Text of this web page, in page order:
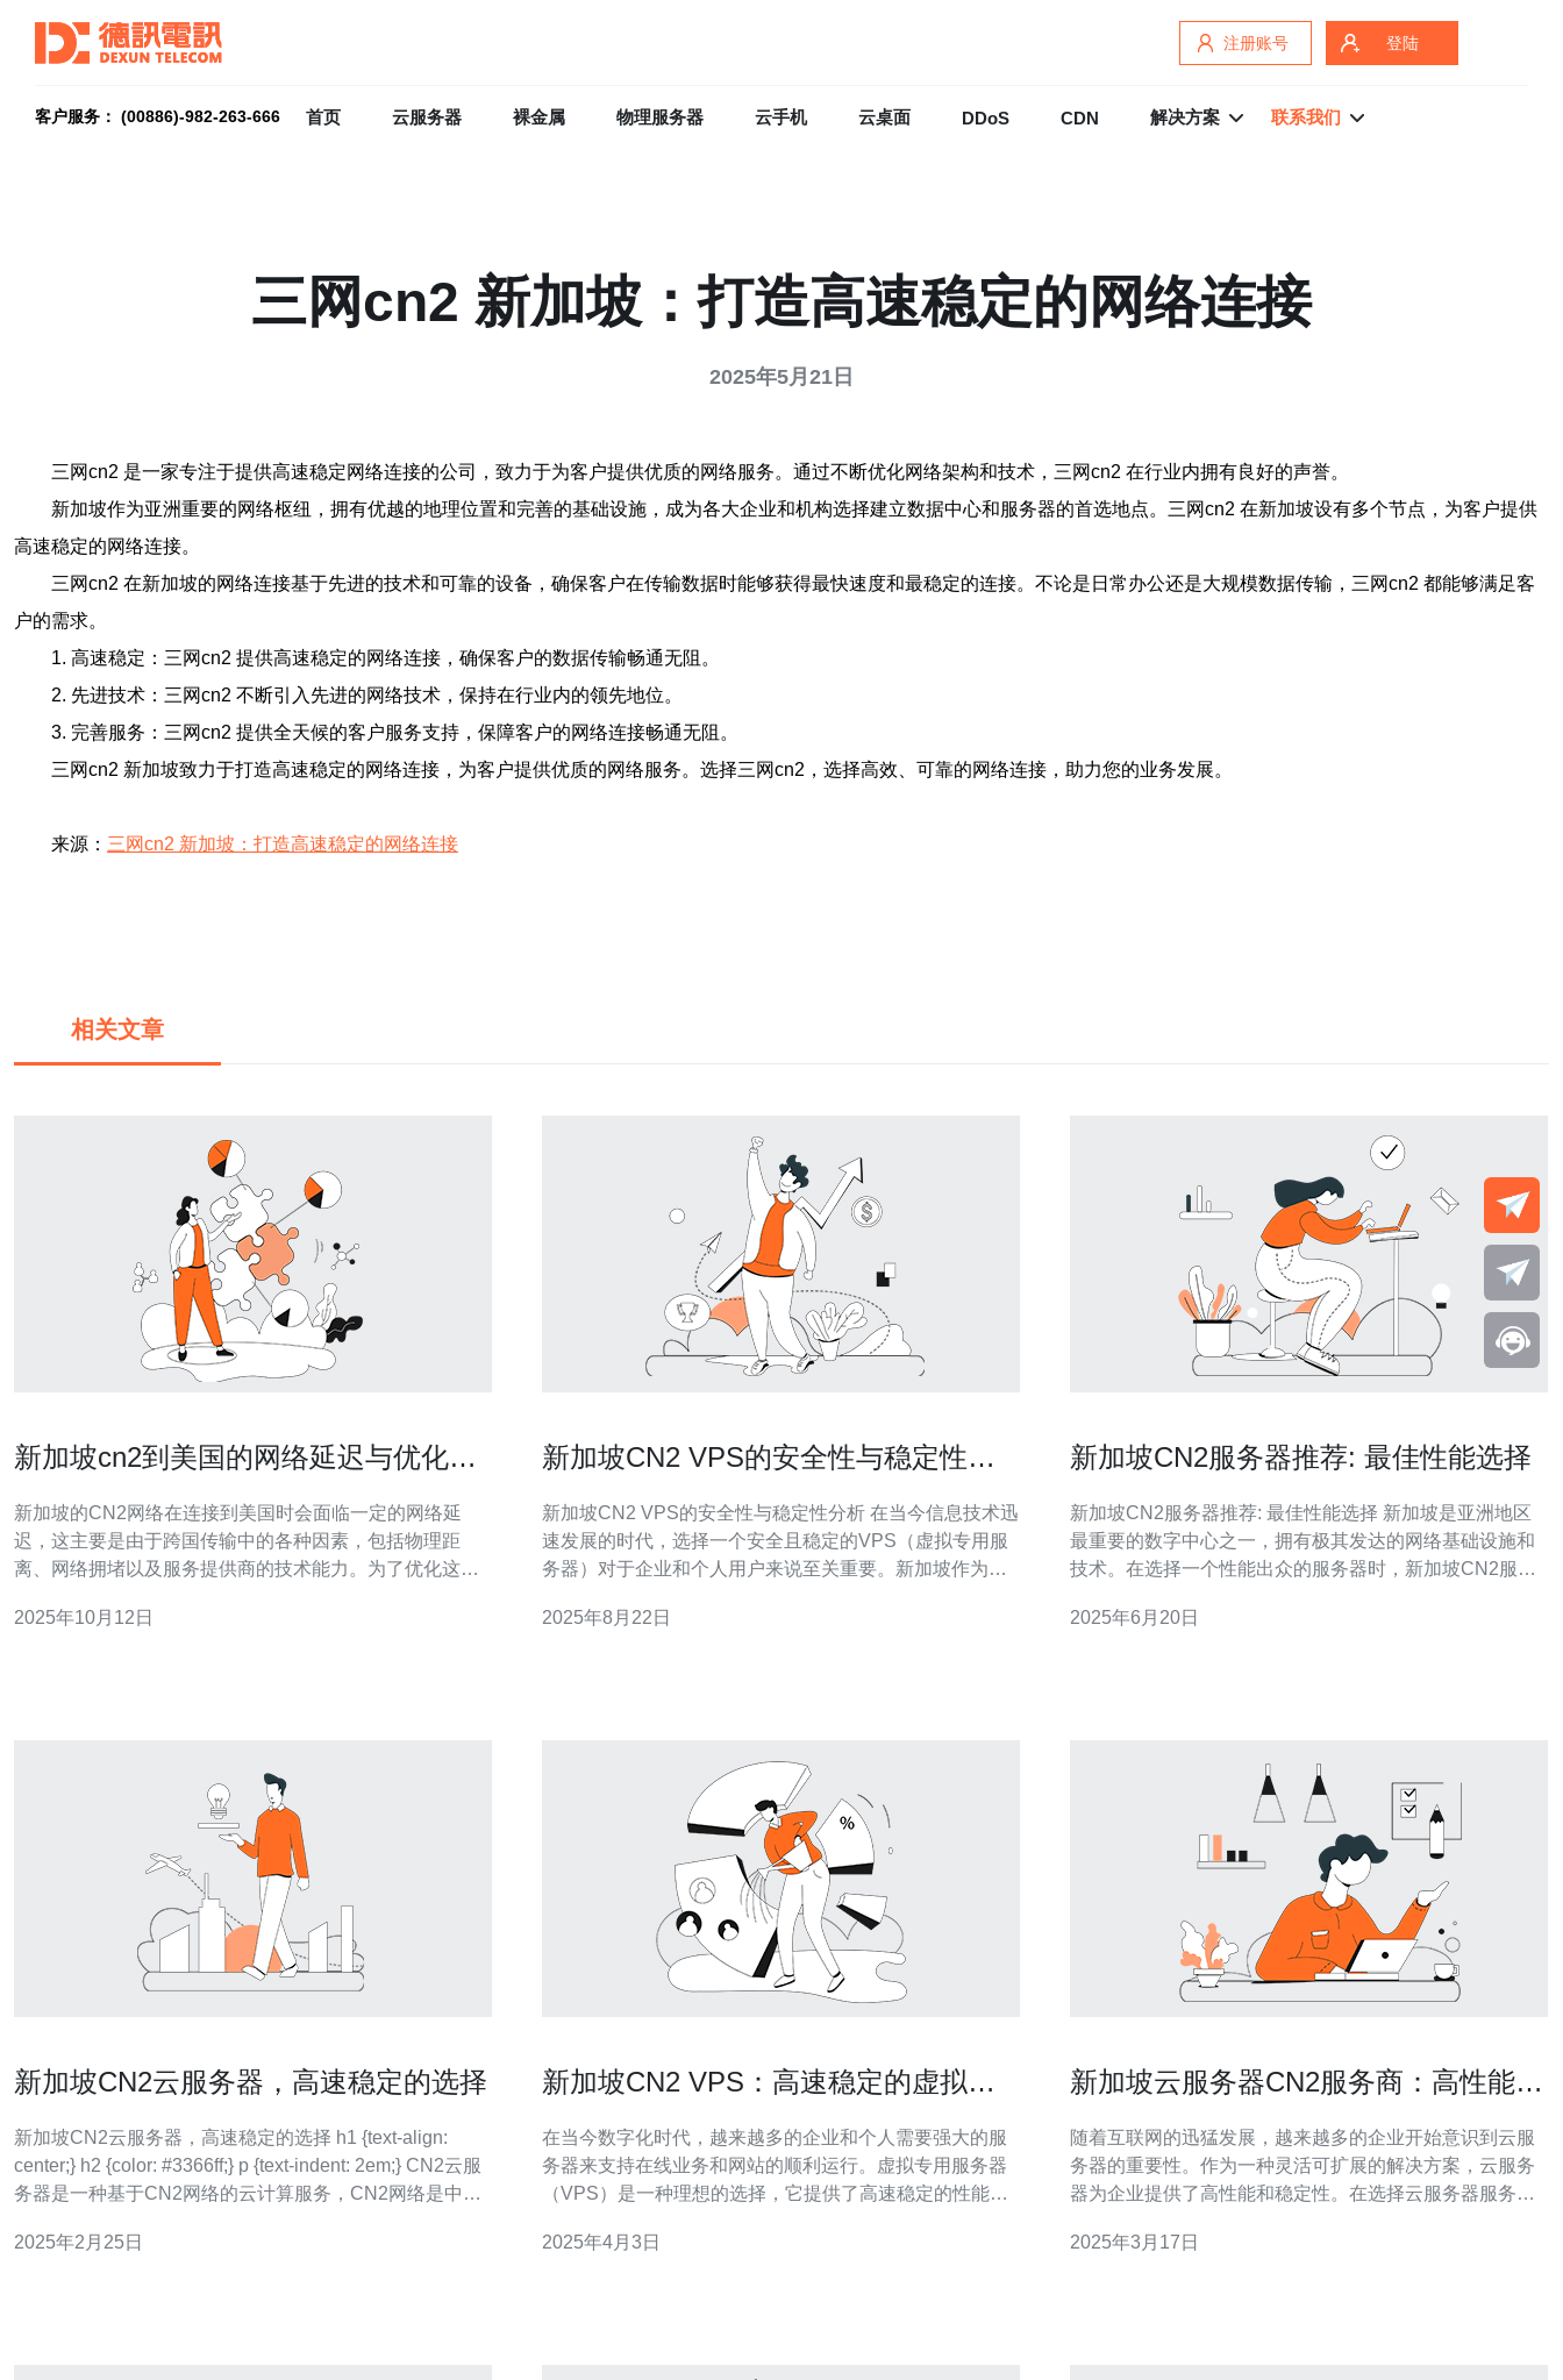
注册账号 登陆
客户服务： (00886)-982-263-666 首页 云服务器 裸金属 物理服务器 云手机 云桌面 DDoS CDN 解决方案 联系我们
三网cn2 新加坡：打造高速稳定的网络连接
2025年5月21日
三网cn2 是一家专注于提供高速稳定网络连接的公司，致力于为客户提供优质的网络服务。通过不断优化网络架构和技术，三网cn2 在行业内拥有良好的声誉。
新加坡作为亚洲重要的网络枢纽，拥有优越的地理位置和完善的基础设施，成为各大企业和机构选择建立数据中心和服务器的首选地点。三网cn2 在新加坡设有多个节点，为客户提供
高速稳定的网络连接。
三网cn2 在新加坡的网络连接基于先进的技术和可靠的设备，确保客户在传输数据时能够获得最快速度和最稳定的连接。不论是日常办公还是大规模数据传输，三网cn2 都能够满足客
户的需求。
1. 高速稳定：三网cn2 提供高速稳定的网络连接，确保客户的数据传输畅通无阻。
2. 先进技术：三网cn2 不断引入先进的网络技术，保持在行业内的领先地位。
3. 完善服务：三网cn2 提供全天候的客户服务支持，保障客户的网络连接畅通无阻。
三网cn2 新加坡致力于打造高速稳定的网络连接，为客户提供优质的网络服务。选择三网cn2，选择高效、可靠的网络连接，助力您的业务发展。
来源： 三网cn2 新加坡：打造高速稳定的网络连接
相关文章
新加坡cn2到美国的网络延迟与优化策
新加坡的CN2网络在连接到美国时会面临一定的网络延
迟，这主要是由于跨国传输中的各种因素，包括物理距
离、网络拥堵以及服务提供商的技术能力。为了优化这种
电讯提供了良好的解决方案，通过其高效的网络架构和优
2025年10月12日
新加坡CN2 VPS的安全性与稳定性分
新加坡CN2 VPS的安全性与稳定性分析 在当今信息技术迅
速发展的时代，选择一个安全且稳定的VPS（虚拟专用服
务器）对于企业和个人用户来说至关重要。新加坡作为亚
量而备受青睐。本文将深入分析新加坡CN2 VPS的安全性
2025年8月22日
新加坡CN2服务器推荐: 最佳性能选择
新加坡CN2服务器推荐: 最佳性能选择 新加坡是亚洲地区
最重要的数字中心之一，拥有极其发达的网络基础设施和
技术。在选择一个性能出众的服务器时，新加坡CN2服务
优势和推荐理由。 新加坡CN2服务器具有以下优势： 稳定
2025年6月20日
新加坡CN2云服务器，高速稳定的选择
新加坡CN2云服务器，高速稳定的选择 h1 {text-align:
center;} h2 {color: #3366ff;} p {text-indent: 2em;} CN2云服
务器是一种基于CN2网络的云计算服务，CN2网络是中国
强大的容错能力。CN2云服务器通过在新加坡
2025年2月25日
新加坡CN2 VPS：高速稳定的虚拟专
在当今数字化时代，越来越多的企业和个人需要强大的服
务器来支持在线业务和网站的顺利运行。虚拟专用服务器
（VPS）是一种理想的选择，它提供了高速稳定的性能和
其卓越的性能和可靠性在市场上独树一帜。 新加坡CN2
2025年4月3日
新加坡云服务器CN2服务商：高性能稳
随着互联网的迅猛发展，越来越多的企业开始意识到云服
务器的重要性。作为一种灵活可扩展的解决方案，云服务
器为企业提供了高性能和稳定性。在选择云服务器服务商
服务器CN2服务商的优势和特点。 新加坡云服务器CN2服
2025年3月17日